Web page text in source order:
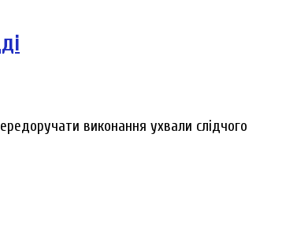
виконання ухвали слідчого